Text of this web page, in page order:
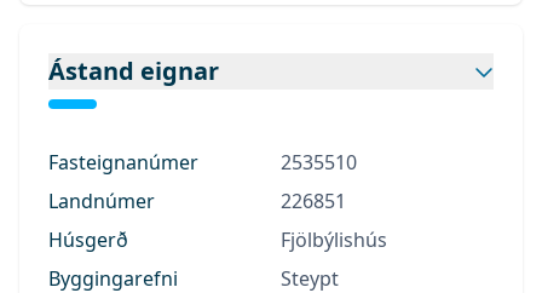
Ástand eignar
Fasteignanúmer
2535510
Landnúmer
226851
Húsgerð
Fjölbýlishús
Byggingarefni
Steypt